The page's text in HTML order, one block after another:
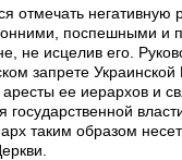
отмечать
поспешными и
не исцелив его.
запрете
аресты ее иерархов и
государственной
таким образом